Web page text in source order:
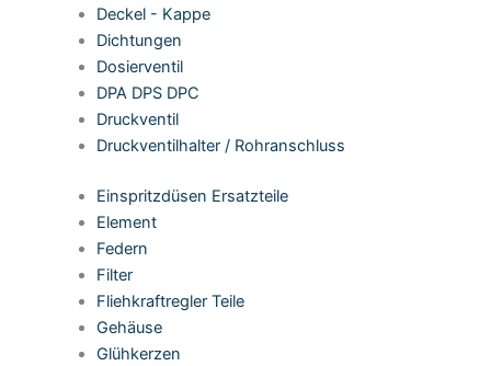
Deckel - Kappe
Dichtungen
Dosierventil
DPA DPS DPC
Druckventil
Druckventilhalter / Rohranschluss
Einspritzdüsen Ersatzteile
Element
Federn
Filter
Fliehkraftregler Teile
Gehäuse
Glühkerzen